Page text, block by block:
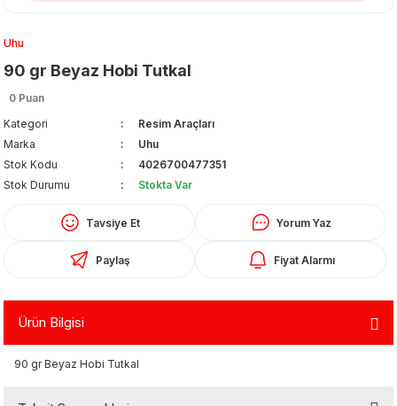
Uhu
90 gr Beyaz Hobi Tutkal
0 Puan
Kategori
Resim Araçları
Marka
Uhu
Stok Kodu
4026700477351
Stok Durumu
Stokta Var
Tavsiye Et Yorum Yaz
Paylaş Fiyat Alarmı
Ürün Bilgisi
90 gr Beyaz Hobi Tutkal